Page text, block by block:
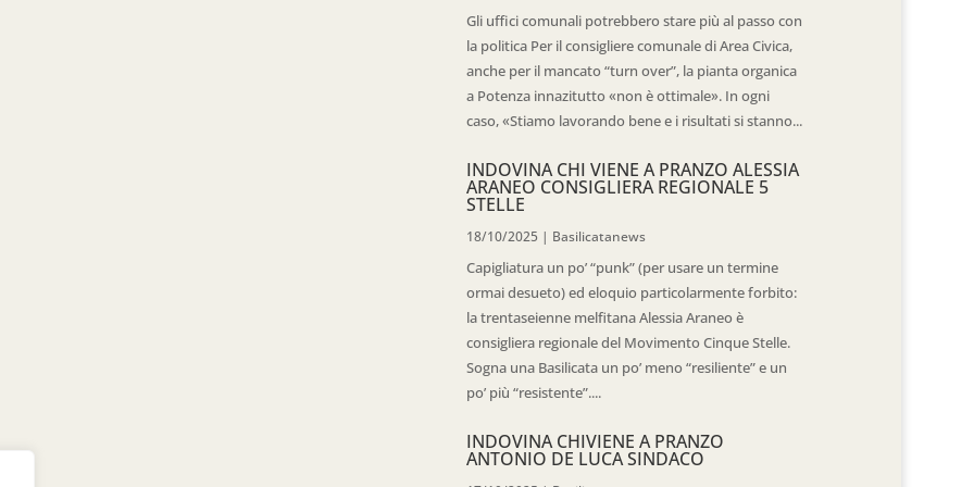
Gli uffici comunali potrebbero stare più al passo con
la politica Per il consigliere comunale di Area Civica,
anche per il mancato “turn over”, la pianta organica
a Potenza innazitutto «non è ottimale». In ogni
caso, «Stiamo lavorando bene e i risultati si stanno...
INDOVINA CHI VIENE A PRANZO ALESSIA
ARANEO CONSIGLIERA REGIONALE 5
STELLE
18/10/2025 | Basilicatanews
Capigliatura un po’ “punk” (per usare un termine
ormai desueto) ed eloquio particolarmente forbito:
la trentaseienne melfitana Alessia Araneo è
consigliera regionale del Movimento Cinque Stelle.
Sogna una Basilicata un po’ meno “resiliente” e un
po’ più “resistente”....
INDOVINA CHIVIENE A PRANZO
ANTONIO DE LUCA SINDACO